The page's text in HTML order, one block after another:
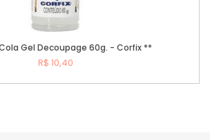
Gel Decoupage 60g. - Corfix **
R$ 10,40